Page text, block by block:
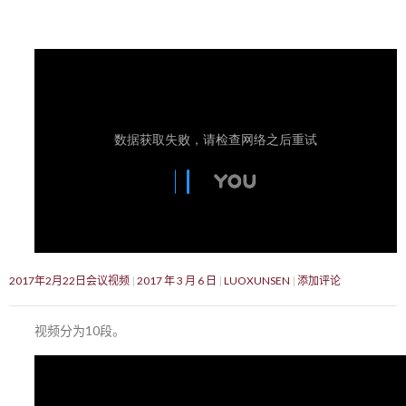
2017年2月22日会议视频 2017 年 3 月 6 日 LUOXUNSEN 添加评论
视频分为10段。